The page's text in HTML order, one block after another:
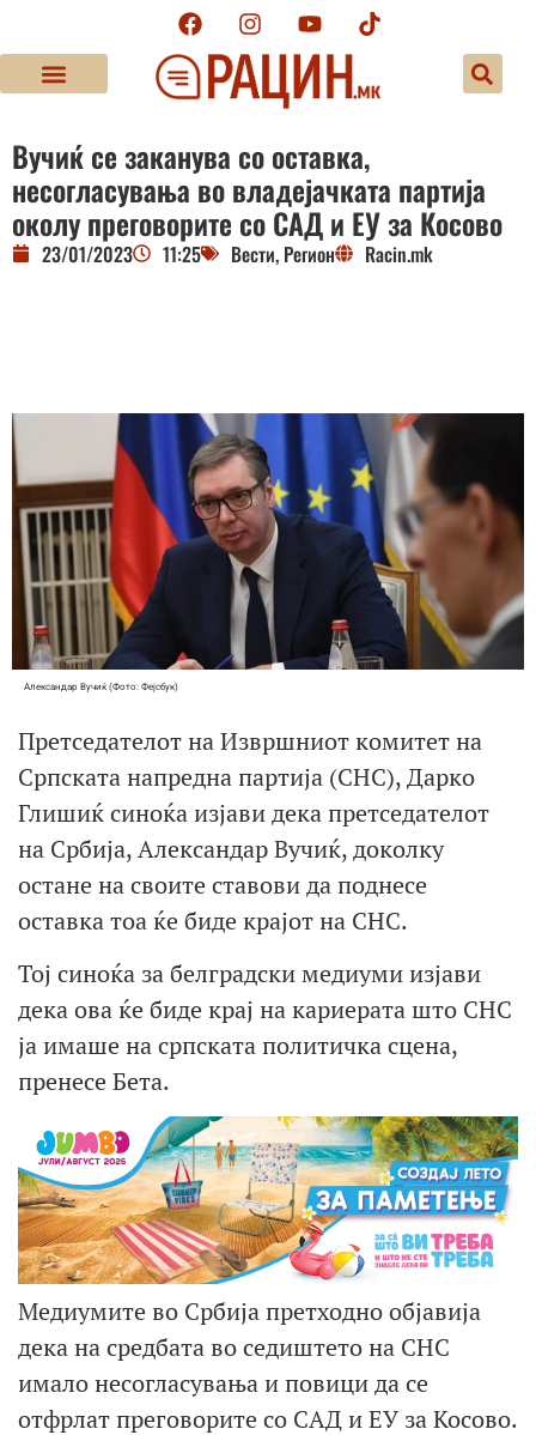
Вучиќ се заканува со оставка,
несогласувања во владејачката партија
околу преговорите со САД и ЕУ за Косово
23/01/2023 11:25 Вести, Регион Racin.mk
Александар Вучиќ (Фото: Фејсбук)
Претседателот на Извршниот комитет на
Српската напредна партија (СНС), Дарко
Глишиќ синоќа изјави дека претседателот
на Србија, Александар Вучиќ, доколку
остане на своите ставови да поднесе
оставка тоа ќе биде крајот на СНС.
Тој синоќа за белградски медиуми изјави
дека ова ќе биде крај на кариерата што СНС
ја имаше на српската политичка сцена,
пренесе Бета.
Медиумите во Србија претходно објавија
дека на средбата во седиштето на СНС
имало несогласувања и повици да се
отфрлат преговорите со САД и ЕУ за Косово.